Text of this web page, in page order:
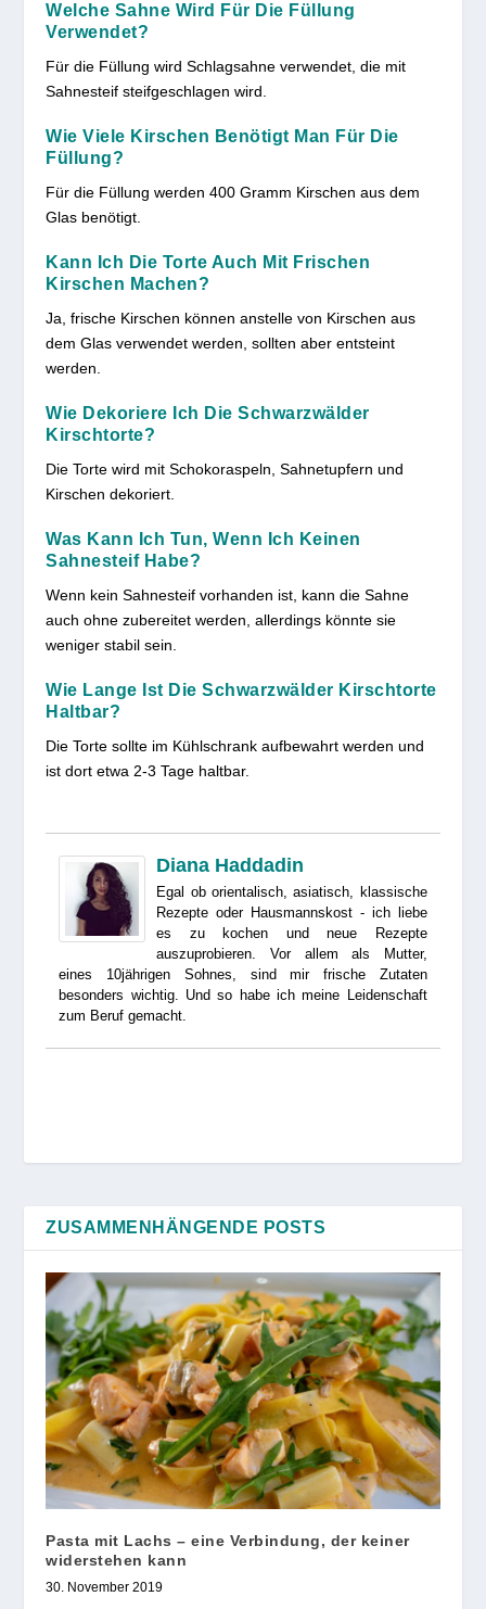
Welche Sahne Wird Für Die Füllung
Verwendet?
Für die Füllung wird Schlagsahne verwendet, die mit
Sahnesteif steifgeschlagen wird.
Wie Viele Kirschen Benötigt Man Für Die
Füllung?
Für die Füllung werden 400 Gramm Kirschen aus dem
Glas benötigt.
Kann Ich Die Torte Auch Mit Frischen
Kirschen Machen?
Ja, frische Kirschen können anstelle von Kirschen aus
dem Glas verwendet werden, sollten aber entsteint
werden.
Wie Dekoriere Ich Die Schwarzwälder
Kirschtorte?
Die Torte wird mit Schokoraspeln, Sahnetupfern und
Kirschen dekoriert.
Was Kann Ich Tun, Wenn Ich Keinen
Sahnesteif Habe?
Wenn kein Sahnesteif vorhanden ist, kann die Sahne
auch ohne zubereitet werden, allerdings könnte sie
weniger stabil sein.
Wie Lange Ist Die Schwarzwälder Kirschtorte
Haltbar?
Die Torte sollte im Kühlschrank aufbewahrt werden und
ist dort etwa 2-3 Tage haltbar.
Diana Haddadin
Egal ob orientalisch, asiatisch, klassische
Rezepte oder Hausmannskost - ich liebe
es zu kochen und neue Rezepte
auszuprobieren. Vor allem als Mutter,
eines 10jährigen Sohnes, sind mir frische Zutaten
besonders wichtig. Und so habe ich meine Leidenschaft
zum Beruf gemacht.
ZUSAMMENHÄNGENDE POSTS
Pasta mit Lachs – eine Verbindung, der keiner
widerstehen kann
30. November 2019